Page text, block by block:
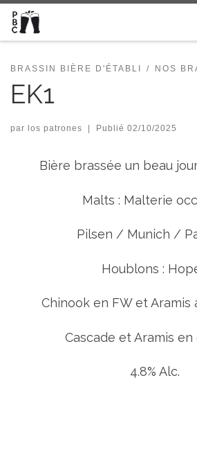
Passer au contenu
BRASSIN BIÈRE D'ÉTABLI NOS
EK1
par los patrones Publié 02/10/2025
Bière brassée un beau
Malts : Malterie
Pilsen / Munich /
Houblons :
Chinook en FW et Aramis
Cascade et Aramis en
4.8% Alc.